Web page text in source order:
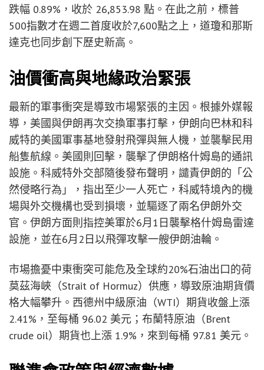
跌幅 0.89%，收於 26,853.98 點。在此之前，標普
500指數才在週二首度收於7,600點之上，道瓊和那斯
達克也同步創下歷史新高。
油價衝高與地緣政治緊張
最新的軍事衝突是導致市場緊張的主因。根據外媒報
導，美國與伊朗再次交換軍事打擊，伊朗向巴林和科
威特的美國軍事基地發射飛彈與無人機，並襲擊民用
船隻航線。美國則回擊，襲擊了伊朗格什姆島的通訊
設施。科威特外交部隨後發布聲明，譴責伊朗的「公
然侵略行為」，指出至少一人死亡，科威特境內的機
場與外交機構也受到損壞，並驅逐了兩名伊朗外交
官。伊朗方面則指控美軍於6月1日襲擊格什姆島雷達
設施，並在6月2日以飛彈攻擊一艘伊朗油輪。
市場擔憂中東衝突可能危及全球約20%石油出口的荷
莫茲海峽（Strait of Hormuz）供應，導致原油期貨價
格大幅攀升。西德州中級原油（WTI）期貨收盤上漲
2.41%，至每桶 96.02 美元；布蘭特原油（Brent
crude oil）期貨也上漲 1.9%，來到每桶 97.81 美元。